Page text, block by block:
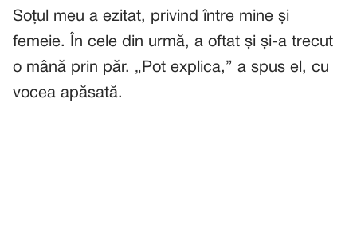
Soțul meu a ezitat, privind între mine și
femeie. În cele din urmă, a oftat și și-a trecut
o mână prin păr. „Pot explica,” a spus el, cu
vocea apăsată.